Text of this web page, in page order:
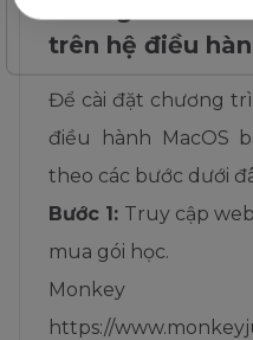
trên hệ điều
Để cài đặt chương
điều hành MacOS
theo các bước dưới
Bước 1: Truy cập
mua gói học.
https://